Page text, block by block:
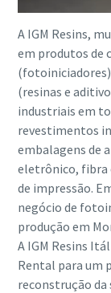
A IGM Resins,
em produtos de
(resinas e
industriais em
revestimentos
embalagens de
eletrônico, fibra
de impressão.
negócio de
produção em
A IGM Resins
Rental para um
reconstrução da